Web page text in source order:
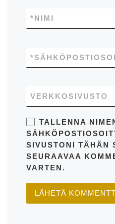
NIMI
*
*
VERKKOSIVUSTO
TALLENNA
SIVUSTONI TÄHÄN
SEURAAVAA
VARTEN.